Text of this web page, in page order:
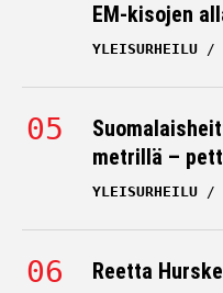
EM-kisojen
YLEISURHEILU
metrillä –
YLEISURHEILU
Reetta